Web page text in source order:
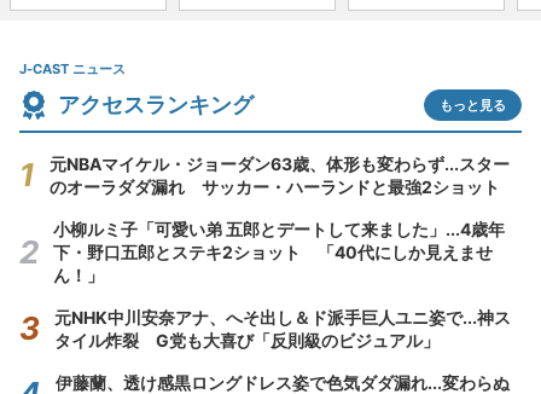
J-CAST ニュース
アクセスランキング もっと見る
元NBAマイケル・ジョーダン63歳、体形も変わらず...スター
のオーラダダ漏れ サッカー・ハーランドと最強2ショット
小柳ルミ子「可愛い弟 五郎とデートして来ました」...4歳年
下・野口五郎とステキ2ショット 「40代にしか見えませ
ん！」
元NHK中川安奈アナ、へそ出し＆ド派手巨人ユニ姿で...神ス
タイル炸裂 G党も大喜び「反則級のビジュアル」
伊藤蘭、透け感黒ロングドレス姿で色気ダダ漏れ...変わらぬ